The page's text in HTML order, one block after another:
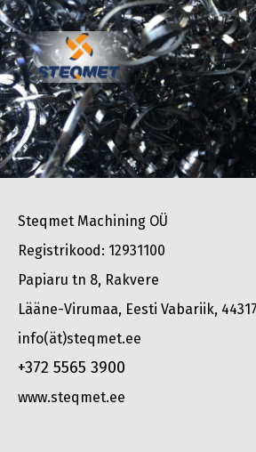
Steqmet Machining OÜ
Registrikood: 12931100
Papiaru tn 8, Rakvere
Lääne-Virumaa, Eesti Vabariik, 44317
info(ät)steqmet.ee
+372 5565 3900
www.steqmet.ee